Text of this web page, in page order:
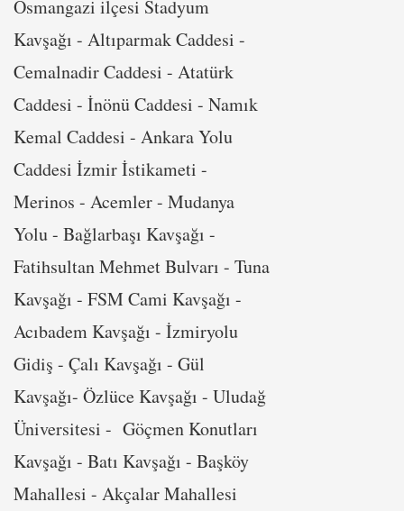
Osmangazi ilçesi Stadyum
Kavşağı - Altıparmak Caddesi -
Cemalnadir Caddesi - Atatürk
Caddesi - İnönü Caddesi - Namık
Kemal Caddesi - Ankara Yolu
Caddesi İzmir İstikameti -
Merinos - Acemler - Mudanya
Yolu - Bağlarbaşı Kavşağı -
Fatihsultan Mehmet Bulvarı - Tuna
Kavşağı - FSM Cami Kavşağı -
Acıbadem Kavşağı - İzmiryolu
Gidiş - Çalı Kavşağı - Gül
Kavşağı- Özlüce Kavşağı - Uludağ
Üniversitesi - Göçmen Konutları
Kavşağı - Batı Kavşağı - Başköy
Mahallesi - Akçalar Mahallesi